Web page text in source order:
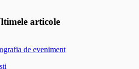
articole
de eveniment